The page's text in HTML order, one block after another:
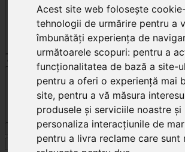
Acest site web folosește
tehnologii de urmărire pentru a
îmbunătăți experiența de
următoarele scopuri: pentru a
funcționalitatea de bază a site-
pentru a oferi o experiență mai
site, pentru a vă măsura
produsele și serviciile noastre și
personaliza interacțiunile de
pentru a livra reclame care sunt
Cluj-Napoca
Specialități